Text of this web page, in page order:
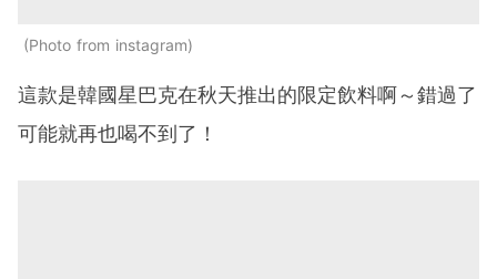
Photo from instagram
這款是韓國星巴克在秋天推出的限定飲料啊～錯過了
可能就再也喝不到了！